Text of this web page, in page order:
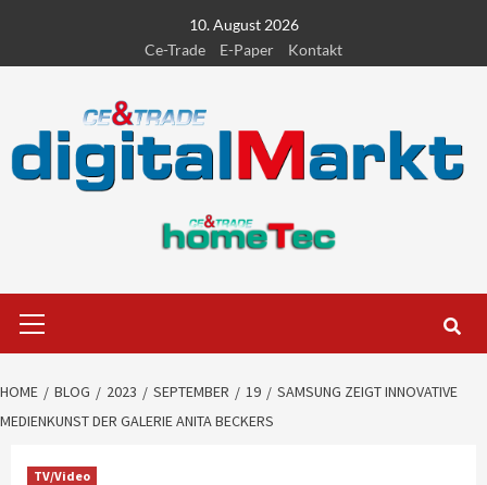
content
10. August 2026
Ce-Trade
E-Paper Kontakt
Menu
HOME BLOG 2023 SEPTEMBER 19
SAMSUNG ZEIGT INNOVATIVE
MEDIENKUNST DER GALERIE ANITA BECKERS
TV/Video